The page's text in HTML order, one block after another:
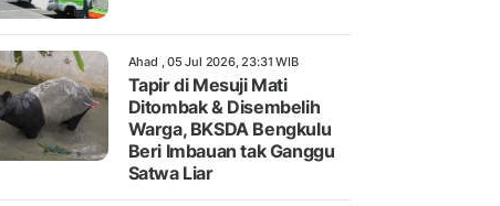
Ahad , 05 Jul 2026, 23:31 WIB
Tapir di Mesuji Mati
Ditombak & Disembelih
Warga, BKSDA Bengkulu
Beri Imbauan tak Ganggu
Satwa Liar